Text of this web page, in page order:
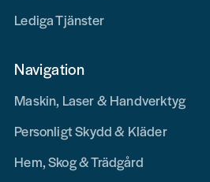
Lediga Tjänster
Navigation
Maskin, Laser & Handverktyg
Personligt Skydd & Kläder
Hem, Skog & Trädgård